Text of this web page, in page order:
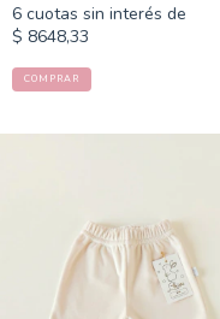
6 cuotas sin interés de
$ 8648,33
COMPRAR